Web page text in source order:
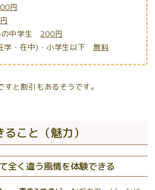
円
の中学生 200円
学・在中)・小学生以下 無料
と割引もあるそうです。
こと（魅力）
全く違う風情を体験できる